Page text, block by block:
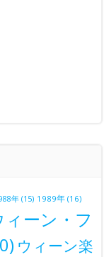
年 (15) 1989年 (16)
ィーン・フ
ウィーン楽